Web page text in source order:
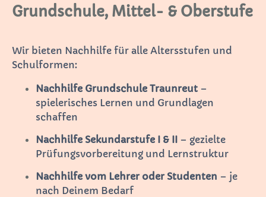
Grundschule, Mittel- & Oberstufe
Wir bieten Nachhilfe für alle Altersstufen und
Schulformen:
Nachhilfe Grundschule Traunreut –
spielerisches Lernen und Grundlagen
schaffen
Nachhilfe Sekundarstufe I & II – gezielte
Prüfungsvorbereitung und Lernstruktur
Nachhilfe vom Lehrer oder Studenten – je
nach Deinem Bedarf